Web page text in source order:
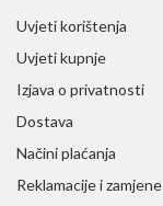
Uvjeti korištenja
Uvjeti kupnje
Izjava o privatnosti
Dostava
Načini plaćanja
Reklamacije i zamjene